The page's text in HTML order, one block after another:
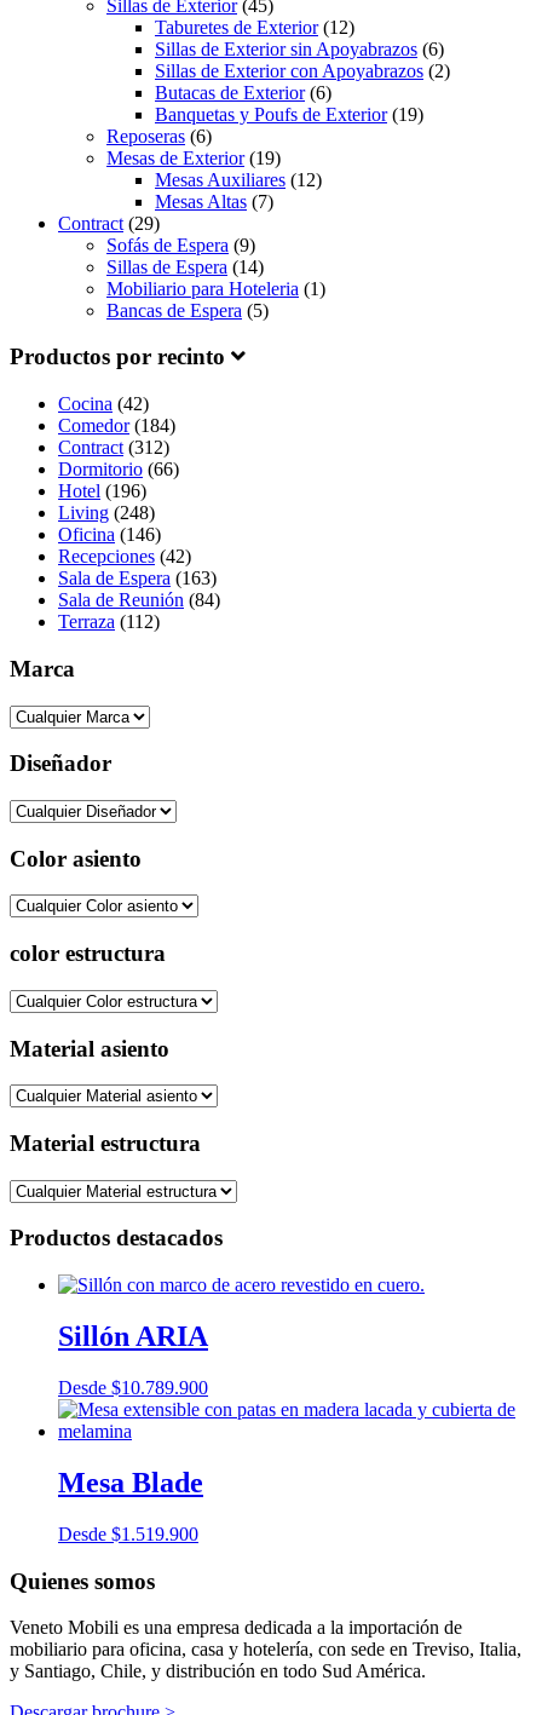
Sillas de Exterior(45)
Taburetes de Exterior(12)
Sillas de Exterior sin Apoyabrazos (6)
Sillas de Exterior con Apoyabrazos (2)
Butacas de Exterior(6)
Banquetas y Poufs de Exterior(19)
Reposeras (6)
Mesas de Exterior(19)
Mesas Auxiliares (12)
Mesas Altas (7)
Contract (29)
Sofás de Espera (9)
Sillas de Espera (14)
Mobiliario para Hoteleria (1)
Bancas de Espera (5)
Productos por recinto
Cocina (42)
Comedor(184)
Contract (312)
Dormitorio (66)
Hotel (196)
Living (248)
Oficina (146)
Recepciones (42)
Sala de Espera (163)
Sala de Reunión (84)
Terraza (112)
Marca
Diseñador
Color asiento
color estructura
Material asiento
Material estructura
Productos destacados
Sillón ARIA
Desde $10.789.900
Mesa Blade
Desde $1.519.900
Quienes somos
Veneto Mobili es una empresa dedicada a la importación de
mobiliario para oficina, casa y hotelería, con sede en Treviso, Italia,
y Santiago, Chile, y distribución en todo Sud América.